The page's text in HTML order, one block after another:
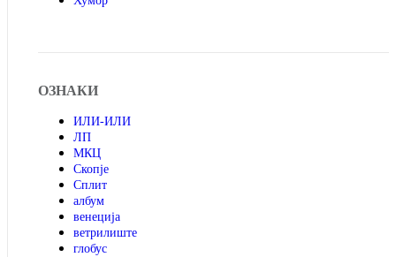
ОЗНАКИ
ИЛИ-ИЛИ
ЛП
МКЦ
Скопје
Сплит
албум
венеција
ветрилиште
глобус